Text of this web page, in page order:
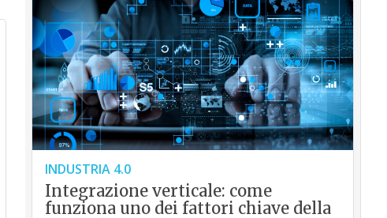
INDUSTRIA 4.0
Integrazione verticale: come
funziona uno dei fattori chiave della